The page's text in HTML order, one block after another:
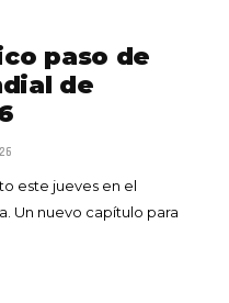
paso de
de
este jueves en el
Un nuevo capítulo para
la Momposina: el
a la gran